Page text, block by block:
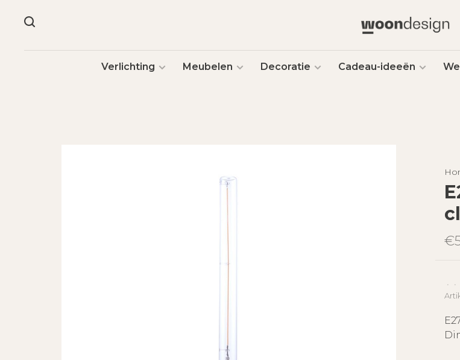
Verlichting Meubelen Decoratie Cadeau-ideeën
• •